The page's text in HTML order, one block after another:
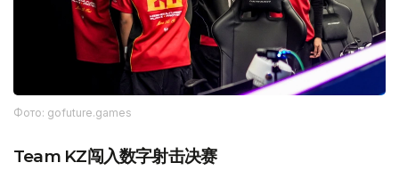
Фото: gofuture.games
Team KZ闯入数字射击决赛